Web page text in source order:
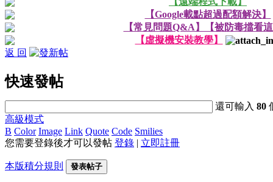
【Google載點超過配額解決】
【常見問題Q&A】【被防毒擋看
【虛擬機安裝教學】
返 回
快速發帖
還可輸入80
高級模式
B Color Image Link Quote Code Smilies
您需要登錄後才可以發帖 登錄 | 立即註冊
本版積分規則 發表帖子